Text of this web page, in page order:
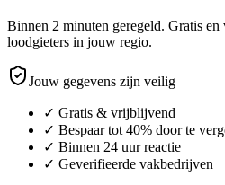
Binnen 2 minuten geregeld. Gratis
loodgieters in jouw regio.
Jouw gegevens zijn veilig
✓ Gratis & vrijblijvend
✓ Bespaar tot 40% door te
✓ Binnen 24 uur reactie
✓ Geverifieerde vakbedrijven